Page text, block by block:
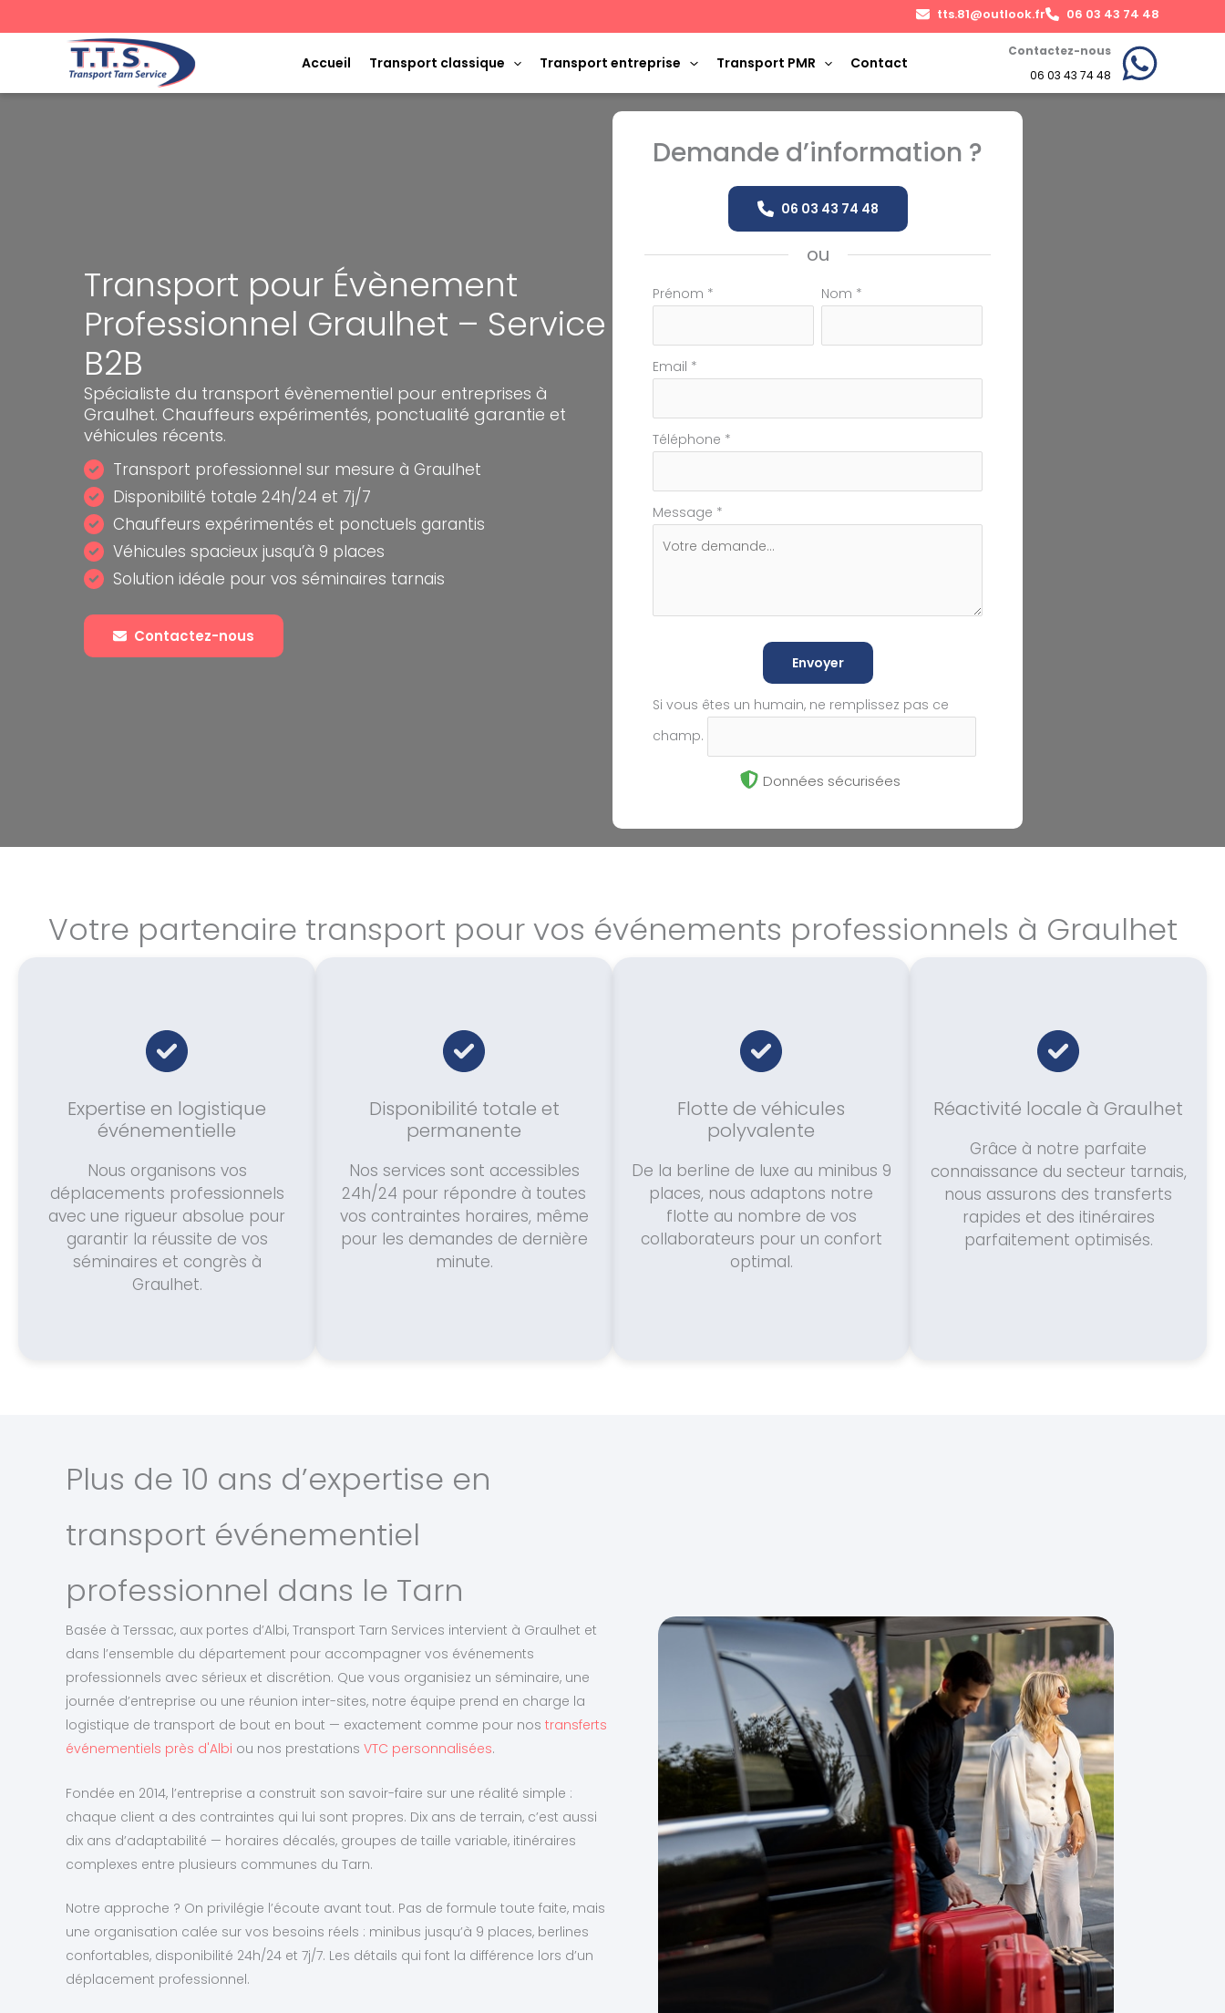
au
tts.81@outlook.fr 06 03 43 74 48
Accueil Transport classique Transport entreprise Transport PMR Contact
Contactez-nous
06 03 43 74 48
Transport pour Évènement
Professionnel Graulhet – Service
B2B
Spécialiste du transport évènementiel pour entreprises à
Graulhet. Chauffeurs expérimentés, ponctualité garantie et
véhicules récents.
Transport professionnel sur mesure à Graulhet
Disponibilité totale 24h/24 et 7j/7
Chauffeurs expérimentés et ponctuels garantis
Véhicules spacieux jusqu’à 9 places
Solution idéale pour vos séminaires tarnais
Contactez-nous
Demande d’information ?
06 03 43 74 48
ou
Formulaire
téléphone
Prénom * Nom *
Email *
Téléphone *
Message *
Envoyer
Si vous êtes un humain, ne remplissez pas ce
champ.
Données sécurisées
Votre partenaire transport pour vos événements professionnels à Graulhet
Expertise en logistique
événementielle
Nous organisons vos
déplacements professionnels
avec une rigueur absolue pour
garantir la réussite de vos
séminaires et congrès à
Graulhet.
Disponibilité totale et
permanente
Nos services sont accessibles
24h/24 pour répondre à toutes
vos contraintes horaires, même
pour les demandes de dernière
minute.
Flotte de véhicules
polyvalente
De la berline de luxe au minibus 9
places, nous adaptons notre
flotte au nombre de vos
collaborateurs pour un confort
optimal.
Réactivité locale à Graulhet
Grâce à notre parfaite
connaissance du secteur tarnais,
nous assurons des transferts
rapides et des itinéraires
parfaitement optimisés.
Plus de 10 ans d’expertise en
transport événementiel
professionnel dans le Tarn
Basée à Terssac, aux portes d’Albi, Transport Tarn Services intervient à Graulhet et
dans l’ensemble du département pour accompagner vos événements
professionnels avec sérieux et discrétion. Que vous organisiez un séminaire, une
journée d’entreprise ou une réunion inter-sites, notre équipe prend en charge la
logistique de transport de bout en bout — exactement comme pour nos transferts
événementiels près d'Albi ou nos prestations VTC personnalisées.
Fondée en 2014, l’entreprise a construit son savoir-faire sur une réalité simple :
chaque client a des contraintes qui lui sont propres. Dix ans de terrain, c’est aussi
dix ans d’adaptabilité — horaires décalés, groupes de taille variable, itinéraires
complexes entre plusieurs communes du Tarn.
Notre approche ? On privilégie l’écoute avant tout. Pas de formule toute faite, mais
une organisation calée sur vos besoins réels : minibus jusqu’à 9 places, berlines
confortables, disponibilité 24h/24 et 7j/7. Les détails qui font la différence lors d’un
déplacement professionnel.